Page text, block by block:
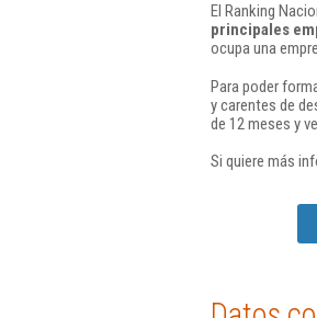
El Ranking
principales
ocupa una
Para poder
y carentes de
de 12 meses y
Si quiere más